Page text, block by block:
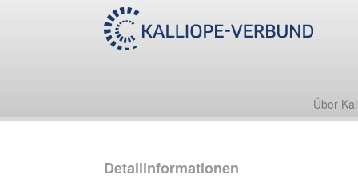
Über
Detailinformationen